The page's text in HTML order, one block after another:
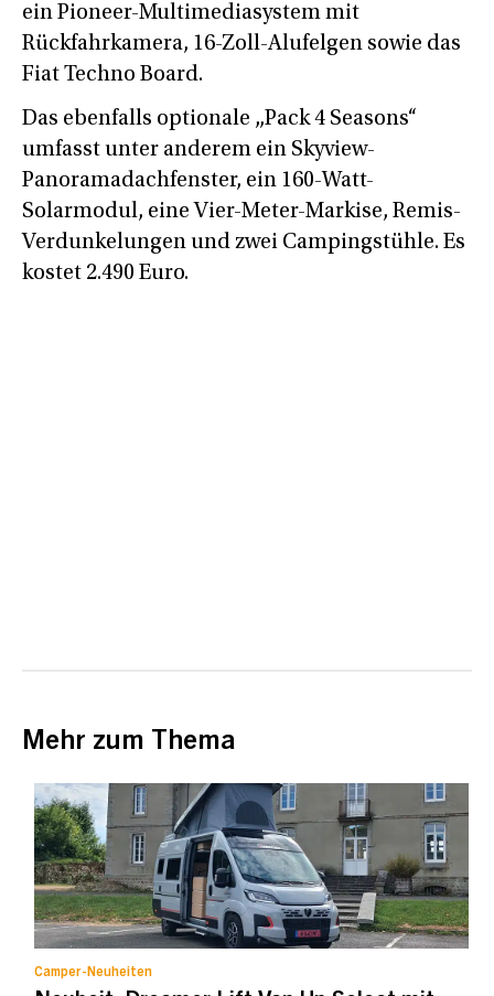
ein Pioneer-Multimediasystem mit
Rückfahrkamera, 16-Zoll-Alufelgen sowie das
Fiat Techno Board.
Das ebenfalls optionale „Pack 4 Seasons“
umfasst unter anderem ein Skyview-
Panoramadachfenster, ein 160-Watt-
Solarmodul, eine Vier-Meter-Markise, Remis-
Verdunkelungen und zwei Campingstühle. Es
kostet 2.490 Euro.
Mehr zum Thema
Camper-Neuheiten